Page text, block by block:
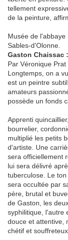
tellement
de la peinture,
Musée de
Sables-d'Olonne.
Gaston Chaissac
Par Véronique
Longtemps, on a
est un peintre
amateurs
possède un fonds
Apprenti
bourrelier,
multiplié les petits
d'artiste. Une
sera officiellement
lui sera délivré
tuberculose. Le
sera occultée par
père, brutal et
de Gaston, les
syphilitique, l'autre
douce et attentive,
chétif et